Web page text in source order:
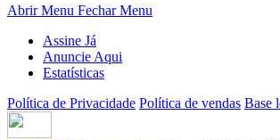
Abrir Menu Fechar Menu
Assine Já
Anuncie Aqui
Estatísticas
Política de Privacidade Política de vendas Base